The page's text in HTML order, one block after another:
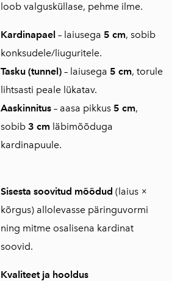
loob valgusküllase, pehme ilme.
Kardinapael– laiusega 5 cm, sobib
konksudele/liuguritele.
Tasku (tunnel)– laiusega 5 cm, torule
lihtsasti peale lükatav.
Aaskinnitus– aasa pikkus 5 cm,
sobib 3 cmläbimõõduga
kardinapuule.
Sisesta soovitud mõõdud (laius ×
kõrgus) allolevasse päringuvormi
ning mitme osalisena kardinat
soovid.
Kvaliteet ja hooldus